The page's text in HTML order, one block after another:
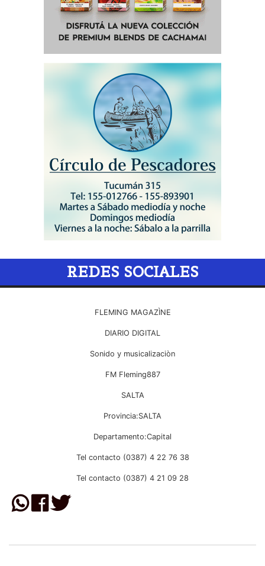
REDES SOCIALES
FLEMING MAGAZÌNE
DIARIO DIGITAL
Sonido y musicalizaciòn
FM Fleming887
SALTA
Provincia:SALTA
Departamento:Capital
Tel contacto (0387) 4 22 76 38
Tel contacto (0387) 4 21 09 28